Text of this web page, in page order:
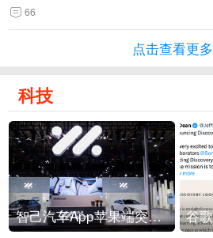
66
点击查看更多
科技
智己汽车App苹果端突然“下架”